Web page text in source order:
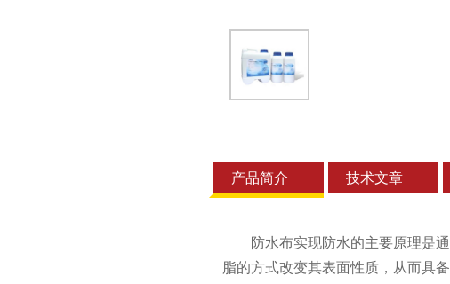
产品简介 技术文章
防水布实现防水的主要原理是
脂的方式改变其表面性质，从而具